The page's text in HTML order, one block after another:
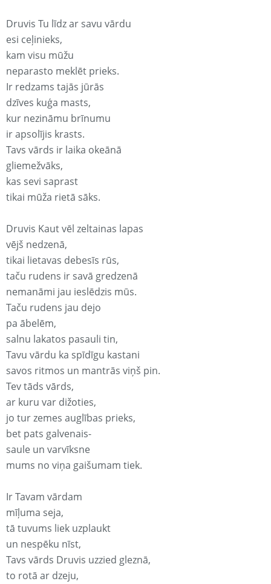
Druvis Tu līdz ar savu vārdu
esi ceļinieks,
kam visu mūžu
neparasto meklēt prieks.
Ir redzams tajās jūrās
dzīves kuģa masts,
kur nezināmu brīnumu
ir apsolījis krasts.
Tavs vārds ir laika okeānā
gliemežvāks,
kas sevi saprast
tikai mūža rietā sāks.
Druvis Kaut vēl zeltainas lapas
vējš nedzenā,
tikai lietavas debesīs rūs,
taču rudens ir savā gredzenā
nemanāmi jau ieslēdzis mūs.
Taču rudens jau dejo
pa ābelēm,
salnu lakatos pasauli tin,
Tavu vārdu ka spīdīgu kastani
savos ritmos un mantrās viņš pin.
Tev tāds vārds,
ar kuru var dižoties,
jo tur zemes auglības prieks,
bet pats galvenais-
saule un varvīksne
mums no viņa gaišumam tiek.
Ir Tavam vārdam
mīļuma seja,
tā tuvums liek uzplaukt
un nespēku nīst,
Tavs vārds Druvis uzzied gleznā,
to rotā ar dzeju,